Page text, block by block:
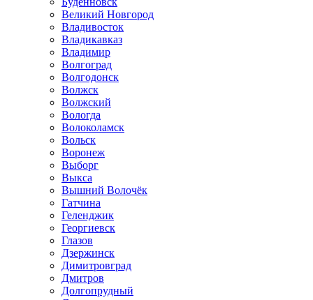
Великий Новгород
Владивосток
Владикавказ
Владимир
Волгоград
Волгодонск
Волжск
Волжский
Вологда
Волоколамск
Вольск
Воронеж
Выборг
Выкса
Вышний Волочёк
Гатчина
Геленджик
Георгиевск
Глазов
Дзержинск
Димитровград
Дмитров
Долгопрудный